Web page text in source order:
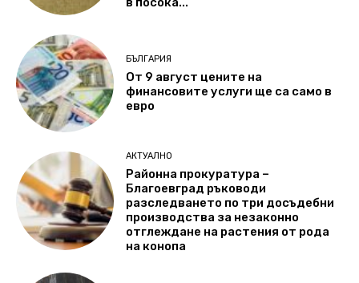
БЪЛГАРИЯ
От 9 август цените на
финансовите услуги ще са само в
евро
АКТУАЛНО
Районна прокуратура –
Благоевград ръководи
разследването по три досъдебни
производства за незаконно
отглеждане на растения от рода
на конопа